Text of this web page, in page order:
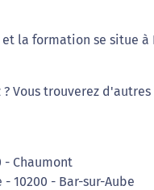
la formation se situe à
Vous trouverez
- Chaumont
10200 - Bar-sur-Aube